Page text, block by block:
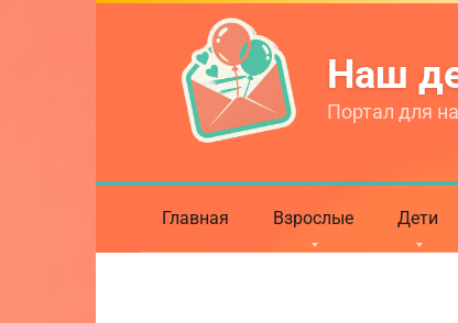
Наш
Портал для
Главная Взрослые Дети